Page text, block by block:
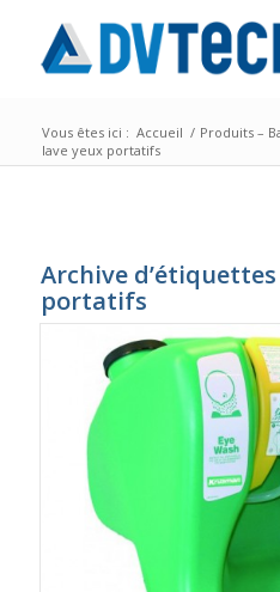
Vous êtes ici : Accueil / Produits –
lave yeux portatifs
Archive
portatifs